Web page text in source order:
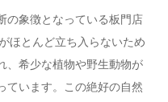
の象徴となっている板門店
ほとんど立ち入らないため
、希少な植物や野生動物が
ています。この絶好の自然